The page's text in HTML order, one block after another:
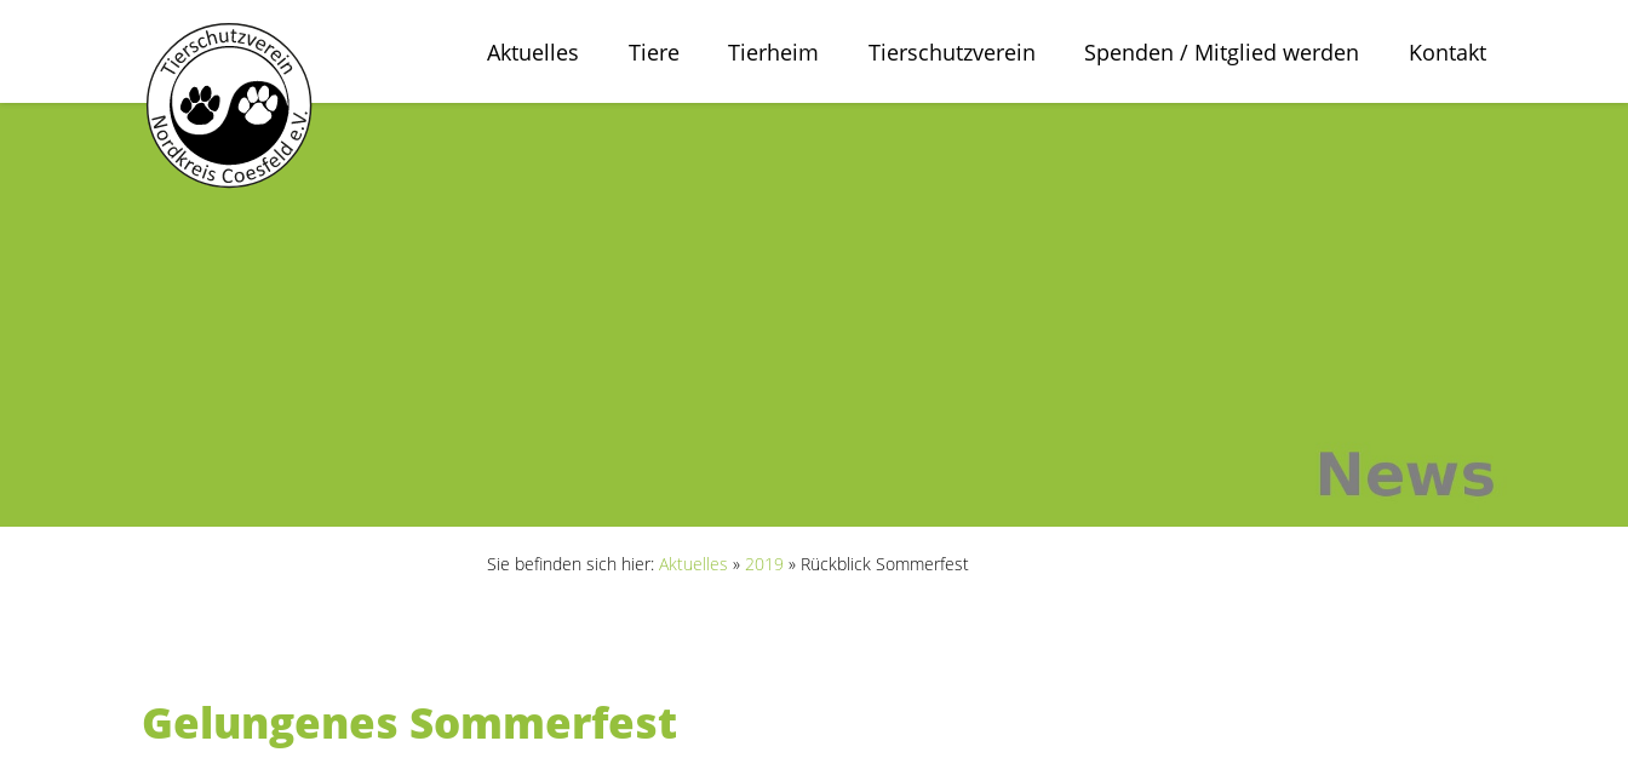
Aktuelles Tiere Tierheim Tierschutzverein Spenden / Mitglied werden Kontakt
Sie befinden sich hier: Aktuelles » 2019 » Rückblick Sommerfest
Gelungenes Sommerfest